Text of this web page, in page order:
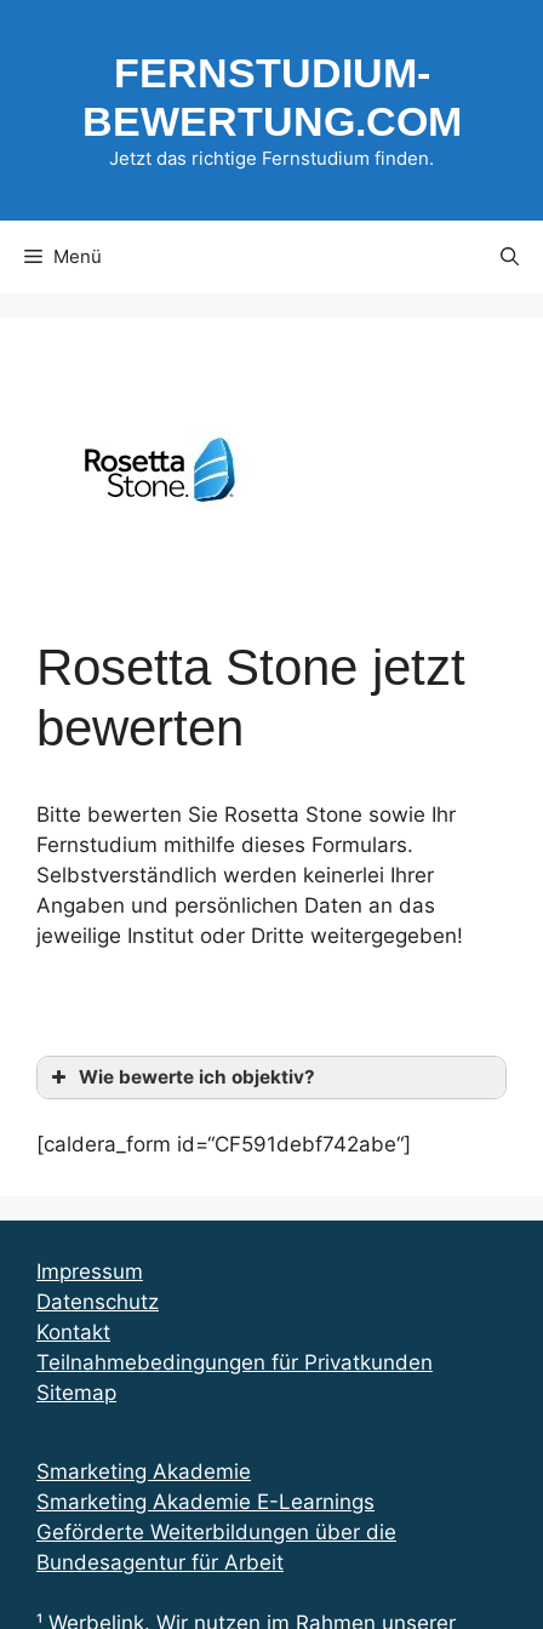
FERNSTUDIUM-
BEWERTUNG.COM
Jetzt das richtige Fernstudium finden.
Menü
Rosetta Stone jetzt
bewerten
Bitte bewerten Sie Rosetta Stone sowie Ihr
Fernstudium mithilfe dieses Formulars.
Selbstverständlich werden keinerlei Ihrer
Angaben und persönlichen Daten an das
jeweilige Institut oder Dritte weitergegeben!
Wie bewerte ich objektiv?
[caldera_form id=“CF591debf742abe“]
Impressum
Datenschutz
Kontakt
Teilnahmebedingungen für Privatkunden
Sitemap
Smarketing Akademie
Smarketing Akademie E-Learnings
Geförderte Weiterbildungen über die
Bundesagentur für Arbeit
¹ Werbelink. Wir nutzen im Rahmen unserer